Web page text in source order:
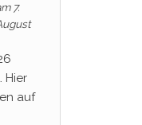
7.
Hier
auf